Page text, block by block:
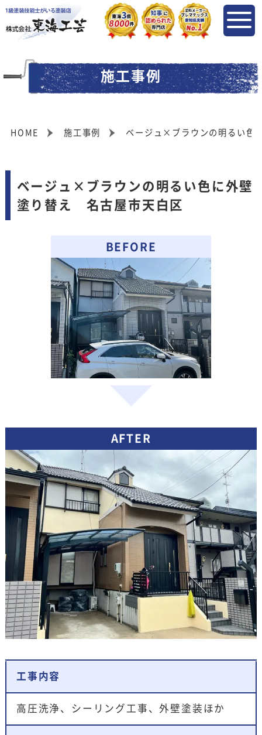
施工事例
HOME 施工事例 ベージュ×ブラウンの明るい色
ベージュ×ブラウンの明るい色に外壁
塗り替え 名古屋市天白区
BEFORE
AFTER
工事内容
高圧洗浄、シーリング工事、外壁塗装ほか